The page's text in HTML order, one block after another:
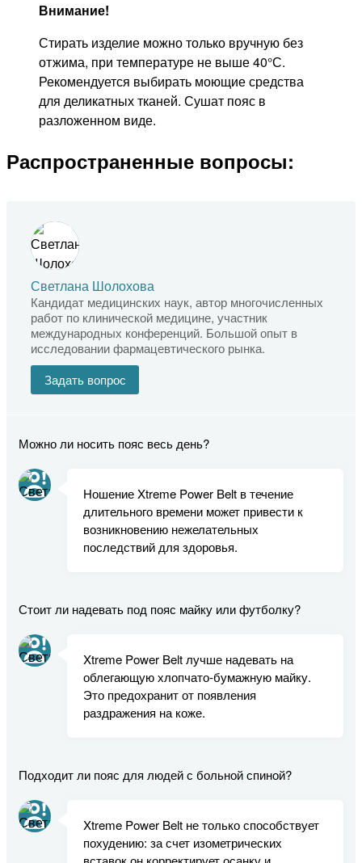
Внимание!
Стирать изделие можно только вручную без
отжима, при температуре не выше 40°С.
Рекомендуется выбирать моющие средства
для деликатных тканей. Сушат пояс в
разложенном виде.
Распространенные вопросы:
Светлана Шолохова
Кандидат медицинских наук, автор многочисленных
работ по клинической медицине, участник
международных конференций. Большой опыт в
исследовании фармацевтического рынка.
Задать вопрос
Можно ли носить пояс весь день?
Ношение Xtreme Power Belt в течение
длительного времени может привести к
возникновению нежелательных
последствий для здоровья.
Стоит ли надевать под пояс майку или футболку?
Xtreme Power Belt лучше надевать на
облегающую хлопчато-бумажную майку.
Это предохранит от появления
раздражения на коже.
Подходит ли пояс для людей с больной спиной?
Xtreme Power Belt не только способствует
похудению: за счет изометрических